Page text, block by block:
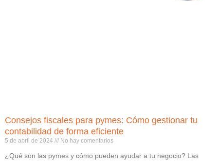
Consejos fiscales para pymes: Cómo gestionar tu
contabilidad de forma eficiente
5 de abril de 2024 No hay comentarios
¿Qué son las pymes y cómo pueden ayudar a tu negocio? Las